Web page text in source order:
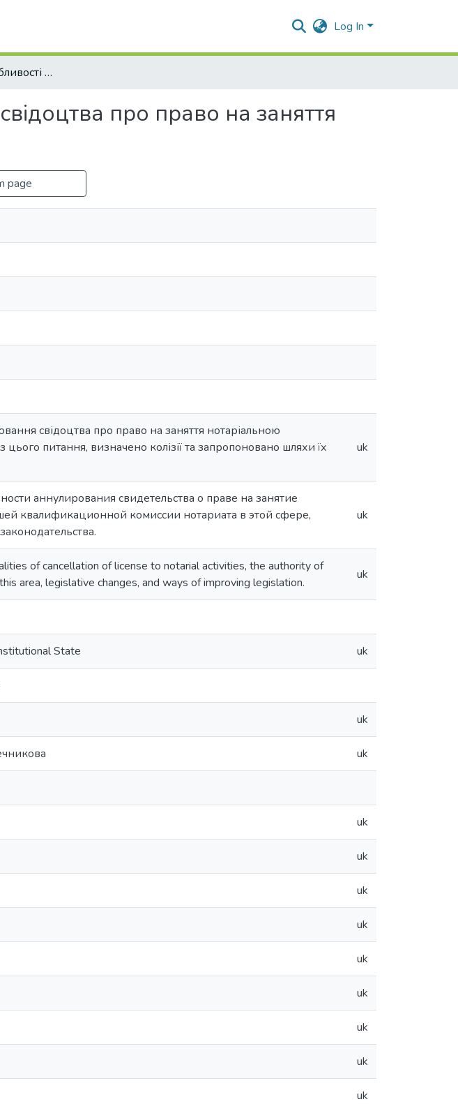
Log In
Порядок та особливості анулювання свідоцтва про право на заняття нотаріальною діяльністю в Україні
про право на заняття
page
свідоцтва про право на заняття нотаріальною
цього питання, визначено колізії та запропоновано шляхи їх
uk
аннулирования свидетельства о праве на занятие
квалификационной комиссии нотариата в этой сфере,
uk
of cancellation of license to notarial activities, the authority of
area, legislative changes, and ways of improving legislation.
uk
State uk
uk
uk
uk
uk
uk
uk
uk
uk
uk
uk
uk